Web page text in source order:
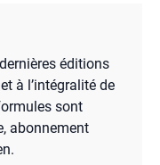
éditions
à l’intégralité de
sont
abonnement